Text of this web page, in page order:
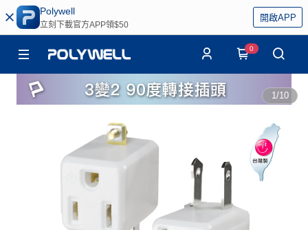
Polywell
立刻下載官方APP領$50
開啟APP
0
1/10